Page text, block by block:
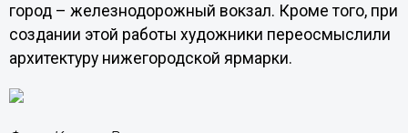
город – железнодорожный вокзал. Кроме того, при
создании этой работы художники переосмыслили
архитектуру нижегородской ярмарки.